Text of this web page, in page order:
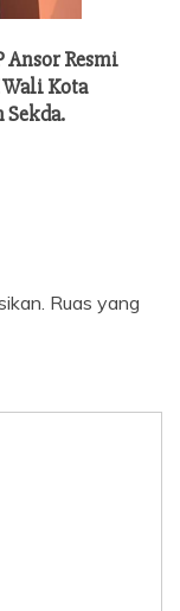
Ansor Resmi
Kota
Sekda.
Ruas yang